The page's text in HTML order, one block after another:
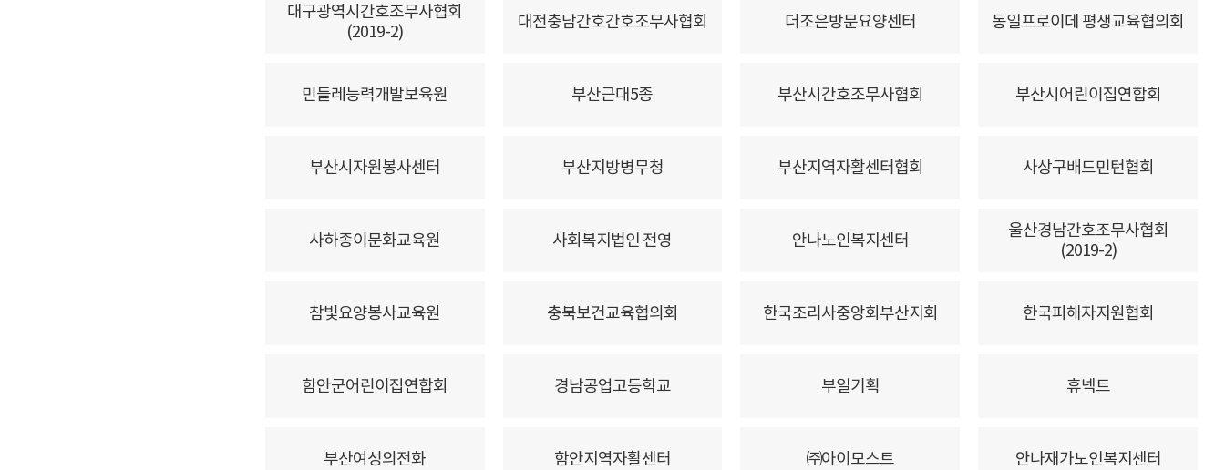
대구광역시간호조무사협회
(2019-2)
대전충남간호간호조무사협회 더조은방문요양센터 동일프로이데 평생교육협의회
민들레능력개발보육원 부산근대5종 부산시간호조무사협회 부산시어린이집연합회
부산시자원봉사센터 부산지방병무청 부산지역자활센터협회 사상구배드민턴협회
사하종이문화교육원 사회복지법인 전영 안나노인복지센터
울산경남간호조무사협회
(2019-2)
참빛요양봉사교육원 충북보건교육협의회 한국조리사중앙회부산지회 한국피해자지원협회
함안군어린이집연합회 경남공업고등학교 부일기획 휴넥트
부산여성의전화 함안지역자활센터 ㈜아이모스트 안나재가노인복지센터